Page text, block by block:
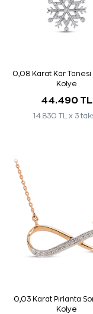
0,08 Karat Kar Tanesi
Kolye
44.490 TL
14.830 TL x 3
0,03 Karat Pırlanta
Kolye